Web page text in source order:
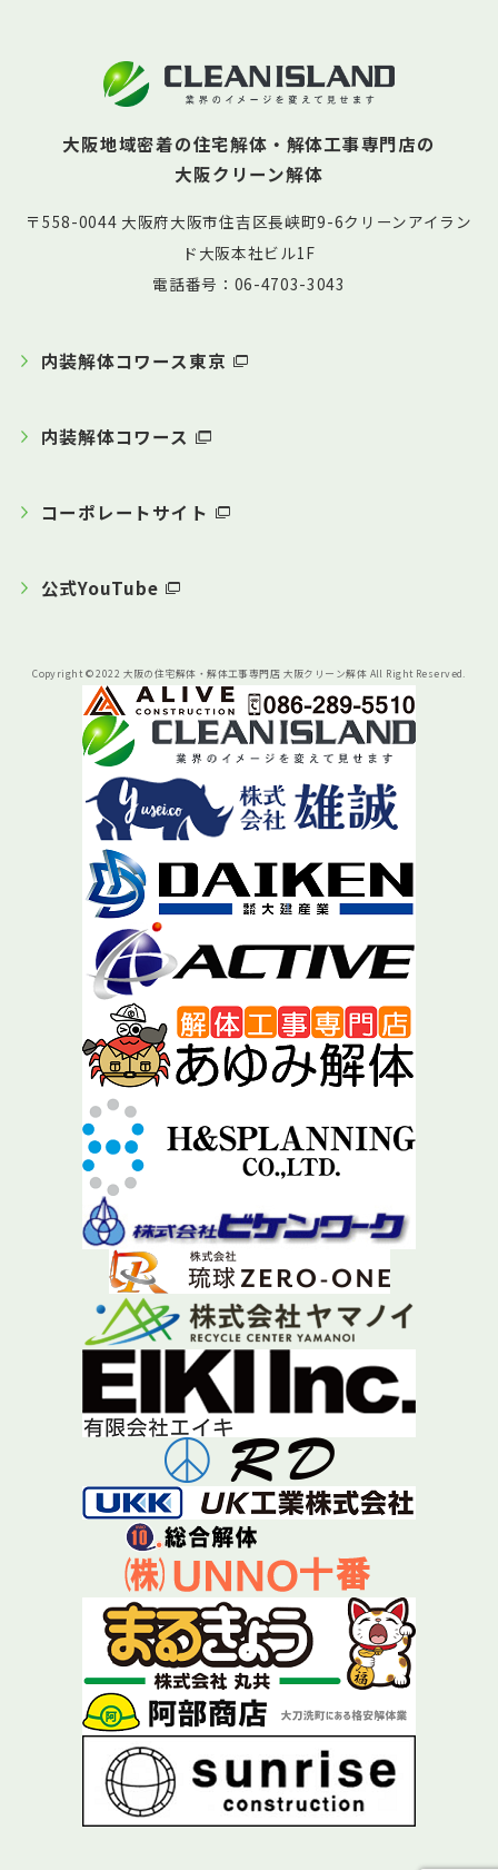
大阪地域密着の住宅解体・解体工事専門店の
大阪クリーン解体
〒558-0044 大阪府大阪市住吉区長峡町9-6クリーンアイラン
ド大阪本社ビル1F
電話番号：06-4703-3043
内装解体コワース東京
内装解体コワース
コーポレートサイト
公式YouTube
Copyright © 2022 大阪の住宅解体・解体工事専門店 大阪クリーン解体 All Right Reserved.